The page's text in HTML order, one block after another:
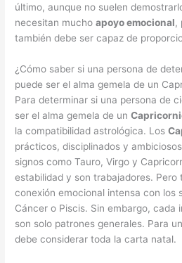
último, aunque no suelen
necesitan muchoapoyo emocional,
también debe ser capaz de
¿Cómo saber si una persona de
puede ser el alma gemela de un
Para determinar si una persona de
ser el alma gemela de un
la compatibilidad astrológica. Los
prácticos, disciplinados y
signos como Tauro, Virgo y
estabilidad y son trabajadores. Pero
conexión emocional intensa con los
Cáncer o Piscis. Sin embargo, cada
son solo patrones generales. Para
debe considerar toda la carta natal.